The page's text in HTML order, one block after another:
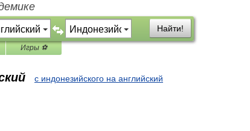
Найти!
Игры ⚽
с индонезийского на английский